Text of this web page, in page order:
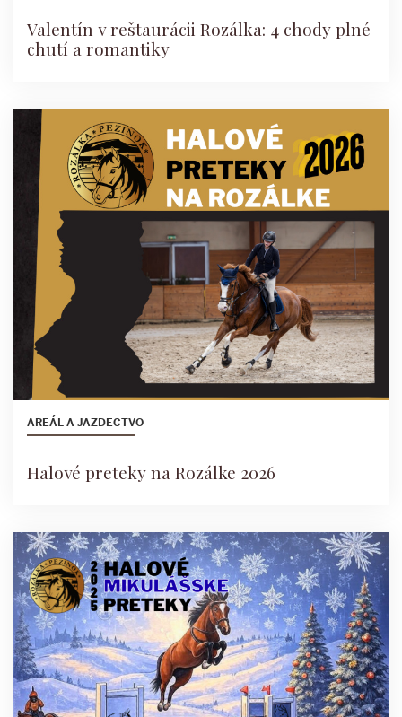
Valentín v reštaurácii Rozálka: 4 chody plné
chutí a romantiky
AREÁL A JAZDECTVO
Halové preteky na Rozálke 2026